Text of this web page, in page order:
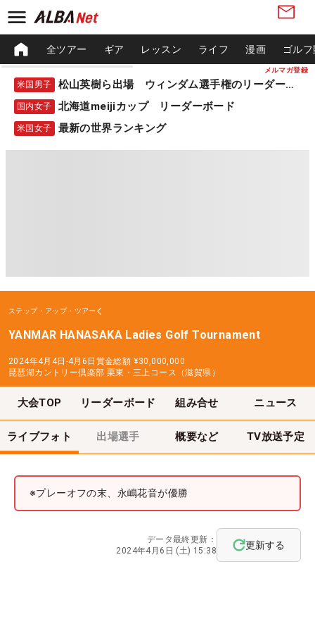
メルマガ登録
全ツアー ギア レッスン ライフ 漫画 ゴル
米国男子 松山英樹ら出場 ウィンダム選手権のリーダーボード
国内女子 北海道meijiカップ リーダーボード
米国女子 最新の世界ランキング
ステップ・アップ・ツアー
YANMAR HANASAKA Ladies Golf Tournament
2024年4月4日-4月6日 賞金総額 ¥30,000,000
琵琶湖カントリー倶楽部 栗東・三上コース（滋賀県）
大会TOP リーダーボード 組み合せ ニュース
ライブフォト 出場選手 概要など TV放送予定
※プレーオフの末、永嶋花音が優勝
データ最終更新：
2024年4月6日 (土) 15:38
更新する